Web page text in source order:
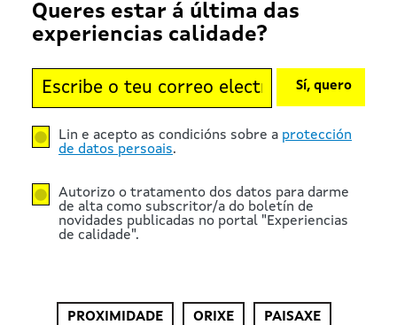
Queres estar á última das
experiencias calidade?
Lin e acepto as condicións sobre a protección
de datos persoais.
Autorizo o tratamento dos datos para darme
de alta como subscritor/a do boletín de
novidades publicadas no portal "Experiencias
de calidade".
Sí, quero
PROXIMIDADE ORIXE PAISAXE